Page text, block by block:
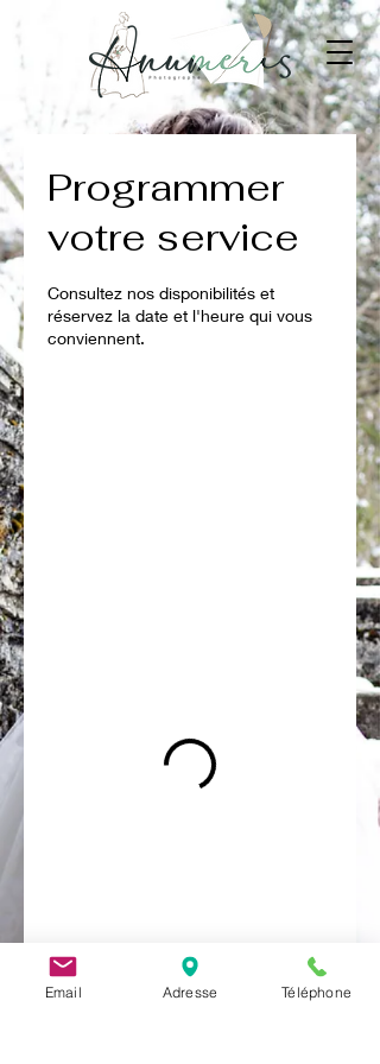
Programmer
votre service
Consultez nos disponibilités et
réservez la date et l'heure qui vous
conviennent.
Email Adresse Téléphone